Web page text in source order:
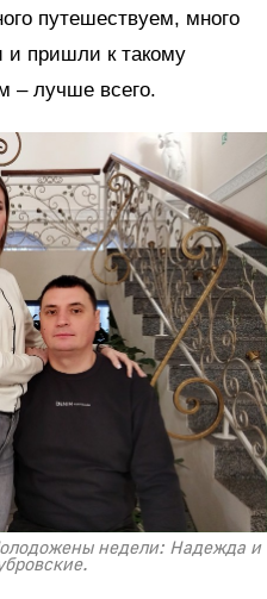
путешествуем, много
и пришли к такому
– лучше всего.
недели: Надежда и